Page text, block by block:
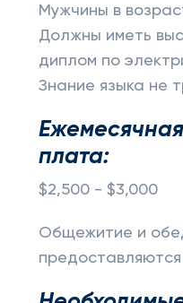
Мужчины в
Должны иметь
диплом по
Знание языка не
плата:
$2,500 - $3,000
Общежитие и